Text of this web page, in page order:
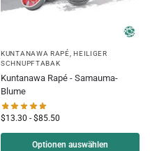
KUNTANAWA RAPÉ, HEILIGER
SCHNUPFTABAK
Kuntanawa Rapé - Samauma-
Blume
$13.30 - $85.50
Optionen auswählen